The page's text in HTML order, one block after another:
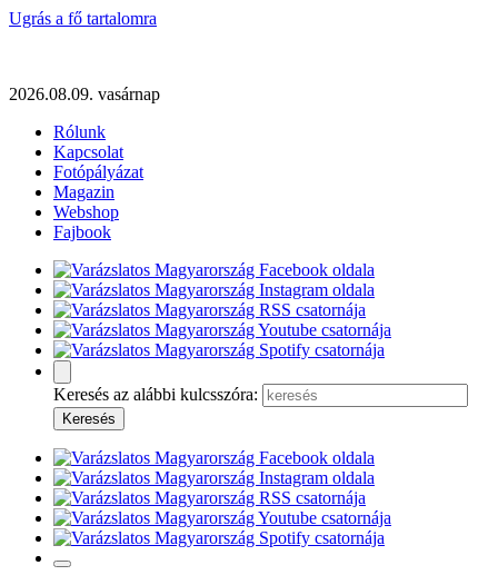
Ugrás a fő tartalomra
2026.08.09. vasárnap
Rólunk
Kapcsolat
Fotópályázat
Magazin
Webshop
Fajbook
Keresés az alábbi kulcsszóra: